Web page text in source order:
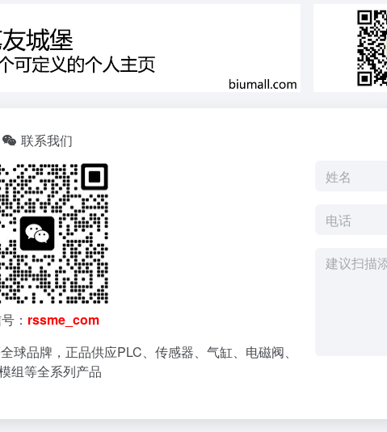
联系我们
： rssme_com
球品牌，正品供应PLC、传感器、气缸、电磁阀、
组等全系列产品